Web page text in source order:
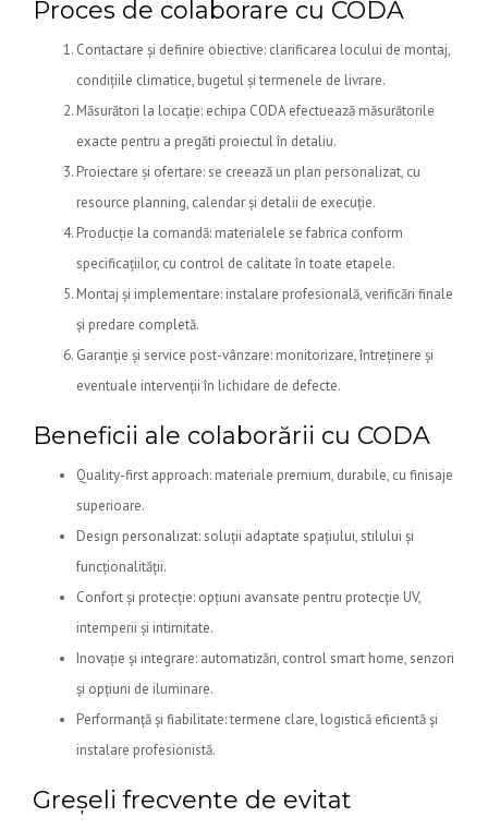
Proces de colaborare cu CODA
Contactare și definire obiective: clarificarea locului de montaj,
condițiile climatice, bugetul și termenele de livrare.
Măsurători la locație: echipa CODA efectuează măsurătorile
exacte pentru a pregăti proiectul în detaliu.
Proiectare și ofertare: se creează un plan personalizat, cu
resource planning, calendar și detalii de execuție.
Producție la comandă: materialele se fabrica conform
specificațiilor, cu control de calitate în toate etapele.
Montaj și implementare: instalare profesională, verificări finale
și predare completă.
Garanție și service post-vânzare: monitorizare, întreținere și
eventuale intervenții în lichidare de defecte.
Beneficii ale colaborării cu CODA
Quality-first approach: materiale premium, durabile, cu finisaje
superioare.
Design personalizat: soluții adaptate spațiului, stilului și
funcționalității.
Confort și protecție: opțiuni avansate pentru protecție UV,
intemperii și intimitate.
Inovație și integrare: automatizări, control smart home, senzori
și opțiuni de iluminare.
Performanță și fiabilitate: termene clare, logistică eficientă și
instalare profesionistă.
Greșeli frecvente de evitat